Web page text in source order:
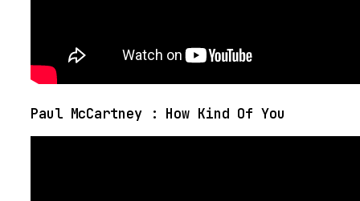
Paul McCartney : How Kind Of You